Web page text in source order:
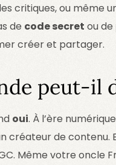
critiques, ou même
de code secret ou de
créer et partager.
peut-il
oui. À l’ère
créateur de contenu.
Même votre oncle